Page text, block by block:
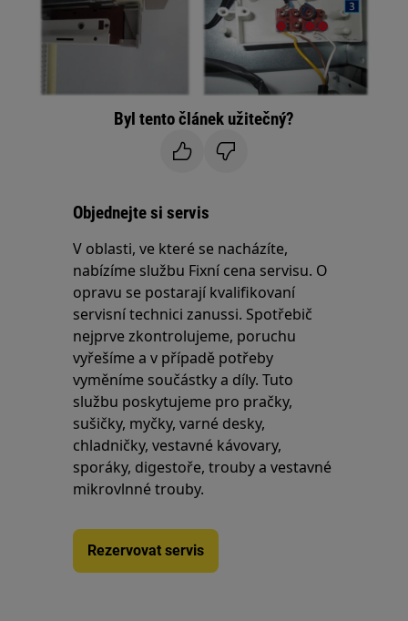
Byl tento článek užitečný?
Objednejte si servis
V oblasti, ve které se nacházíte,
nabízíme službu Fixní cena servisu. O
opravu se postarají kvalifikovaní
servisní technici zanussi. Spotřebič
nejprve zkontrolujeme, poruchu
vyřešíme a v případě potřeby
vyměníme součástky a díly. Tuto
službu poskytujeme pro pračky,
sušičky, myčky, varné desky,
chladničky, vestavné kávovary,
sporáky, digestoře, trouby a vestavné
mikrovlnné trouby.
Rezervovat servis